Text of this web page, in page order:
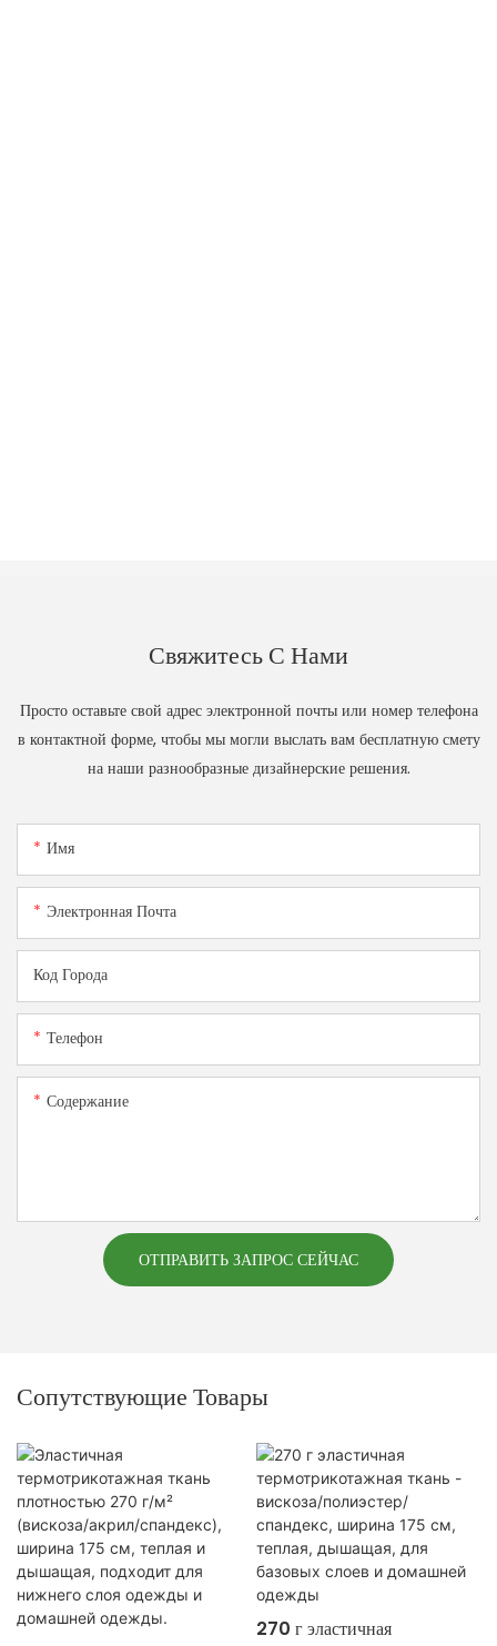
Свяжитесь С Нами
Просто оставьте свой адрес электронной почты или номер телефона
в контактной форме, чтобы мы могли выслать вам бесплатную смету
на наши разнообразные дизайнерские решения.
Имя
Электронная Почта
Код Города
Телефон
Содержание
ОТПРАВИТЬ ЗАПРОС СЕЙЧАС
Сопутствующие Товары
270 г эластичная